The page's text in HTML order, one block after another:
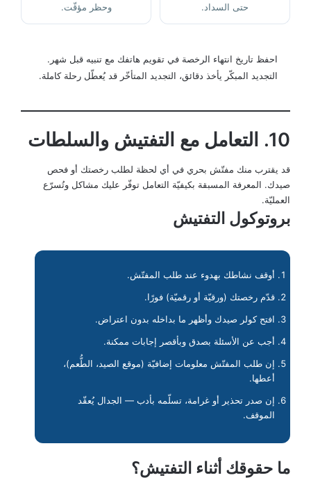
حتى السداد.
وحظر مؤقّت.
احفظ تاريخ انتهاء الرخصة في تقويم هاتفك مع تنبيه قبل شهر.
التجديد المبكّر يأخذ دقائق، التجديد المتأخّر قد يُعطّل رحلة كاملة.
10. التعامل مع التفتيش والسلطات
قد يقترب منك مفتّش بحري في أي لحظة لطلب رخصتك أو فحص
صيدك. المعرفة المسبقة بكيفيّة التعامل توفّر عليك مشاكل وتُسرّع
العمليّة.
بروتوكول التفتيش
أوقف نشاطك بهدوء عند طلب المفتّش.
قدّم رخصتك (ورقيّة أو رقميّة) فورًا.
افتح كولر صيدك وأظهر ما بداخله بدون اعتراض.
أجب عن الأسئلة بصدق وبأقصر إجابات ممكنة.
إن طلب المفتّش معلومات إضافيّة (موقع الصيد، الطُّعم)،
أعطها.
إن صدر تحذير أو غرامة، تسلّمه بأدب — الجدال يُعقّد
الموقف.
ما حقوقك أثناء التفتيش؟